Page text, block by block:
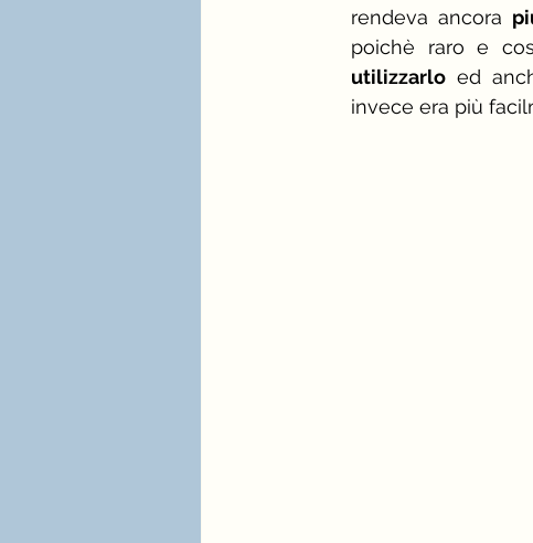
rendeva ancora
poichè raro e
utilizzarlo ed
invece era più